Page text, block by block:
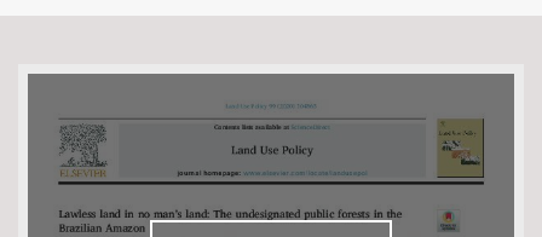
Bioma / Bacia
Tema
Subtema
Área de Levantamento